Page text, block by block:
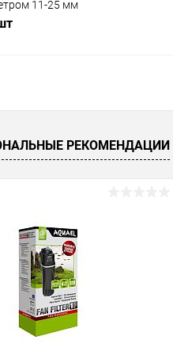
11-25 мм
В наличии
РЕКОМЕНДАЦИИ